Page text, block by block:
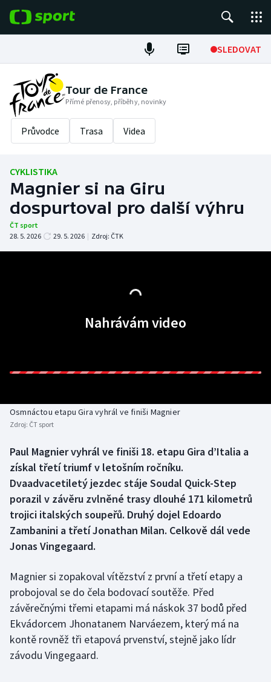
SLEDOVAT
Fotbal
Hokej
Tenis
Cyklistika
DALŠÍ SPORTY
Americký fotbal
Curling
Dostihy
Florbal
Futsal
Golf
Gymnastika
Házená
Jezdectví
Judo
NEPŘEHLÉDNĚTE
Tour de France
Přímé přenosy, příběhy, novinky
Průvodce Trasa Videa
CYKLISTIKA
Magnier si na Giru
dospurtoval pro další výhru
ČT sport
28. 5. 2026
29. 5. 2026 | Zdroj: ČTK
Nahrávám video
Osmnáctou etapu Gira vyhrál ve finiši Magnier
Zdroj: ČT sport
Paul Magnier vyhrál ve finiši 18. etapu Gira d’Italia a
získal třetí triumf v letošním ročníku.
Dvaadvacetiletý jezdec stáje Soudal Quick-Step
porazil v závěru zvlněné trasy dlouhé 171 kilometrů
trojici italských soupeřů. Druhý dojel Edoardo
Zambanini a třetí Jonathan Milan. Celkově dál vede
Jonas Vingegaard.
Magnier si zopakoval vítězství z první a třetí etapy a
probojoval se do čela bodovací soutěže. Před
závěrečnými třemi etapami má náskok 37 bodů před
Ekvádorcem Jhonatanem Narváezem, který má na
kontě rovněž tři etapová prvenství, stejně jako lídr
závodu Vingegaard.